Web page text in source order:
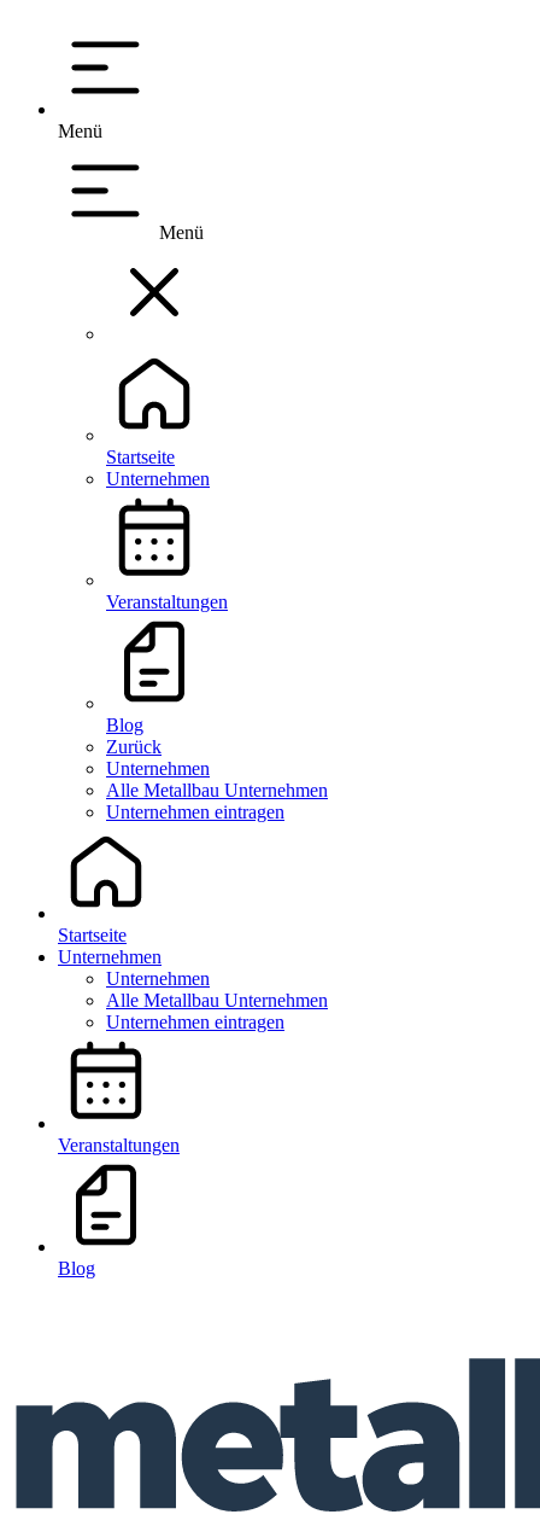
Menü
Menü
Startseite
Unternehmen
Veranstaltungen
Blog
Zurück
Unternehmen
Alle Metallbau Unternehmen
Unternehmen eintragen
Startseite
Unternehmen
Unternehmen
Alle Metallbau Unternehmen
Unternehmen eintragen
Veranstaltungen
Blog